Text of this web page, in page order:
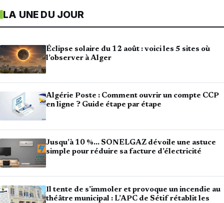
LA UNE DU JOUR
Éclipse solaire du 12 août : voici les 5 sites où
l’observer à Alger
Algérie Poste : Comment ouvrir un compte CCP
en ligne ? Guide étape par étape
Jusqu’à 10 %… SONELGAZ dévoile une astuce
simple pour réduire sa facture d’électricité
Il tente de s’immoler et provoque un incendie au
théâtre municipal : L’APC de Sétif rétablit les